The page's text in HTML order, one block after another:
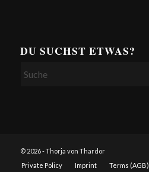
DU SUCHST ETWAS?
© 2026 - Thorja von Thardor
Private Policy
Imprint Terms (AGB)